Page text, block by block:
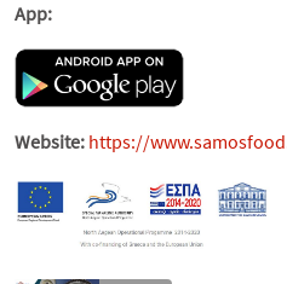
App:
Website: https://